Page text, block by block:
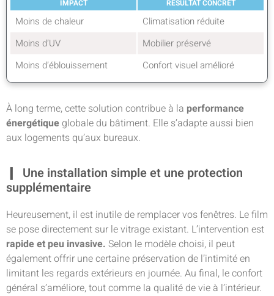
IMPACT RÉSULTAT CONCRET
Moins de chaleur
Climatisation réduite
Moins d’UV
Mobilier préservé
Moins d’éblouissement
Confort visuel amélioré
À long terme, cette solution contribue à la performance
énergétique globale du bâtiment. Elle s’adapte aussi bien
aux logements qu’aux bureaux.
Une installation simple et une protection
supplémentaire
Heureusement, il est inutile de remplacer vos fenêtres. Le film
se pose directement sur le vitrage existant. L’intervention est
rapide et peu invasive. Selon le modèle choisi, il peut
également offrir une certaine préservation de l’intimité en
limitant les regards extérieurs en journée. Au final, le confort
général s’améliore, tout comme la qualité de vie à l’intérieur.